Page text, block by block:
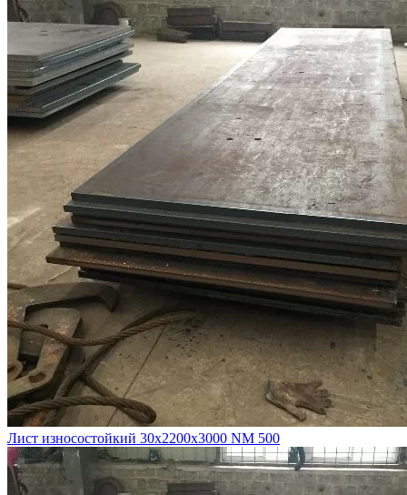
Лист износостойкий 30х2200х3000 NM 500